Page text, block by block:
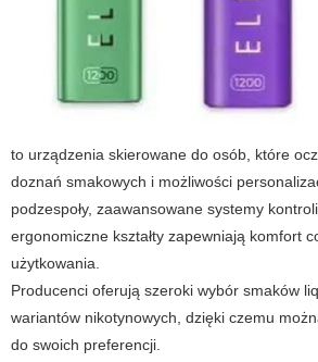
to urządzenia skierowane do osób, które
doznań smakowych i możliwości
podzespoły, zaawansowane systemy
ergonomiczne kształty zapewniają komfort
użytkowania.
Producenci oferują szeroki wybór smaków
wariantów nikotynowych, dzięki czemu
do swoich preferencji.